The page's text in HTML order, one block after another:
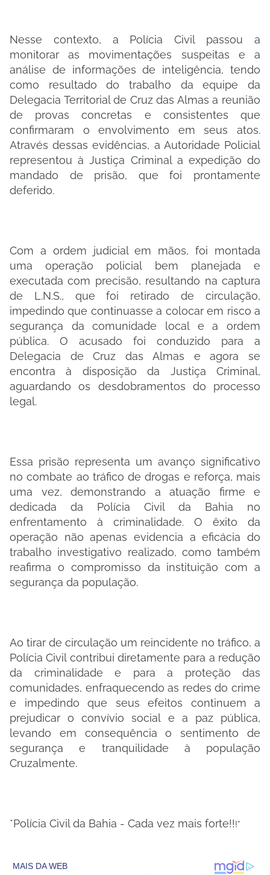
Nesse contexto, a Polícia Civil passou a
monitorar as movimentações suspeitas e a
análise de informações de inteligência, tendo
como resultado do trabalho da equipe da
Delegacia Territorial de Cruz das Almas a reunião
de provas concretas e consistentes que
confirmaram o envolvimento em seus atos.
Através dessas evidências, a Autoridade Policial
representou à Justiça Criminal a expedição do
mandado de prisão, que foi prontamente
deferido.
Com a ordem judicial em mãos, foi montada
uma operação policial bem planejada e
executada com precisão, resultando na captura
de L.N.S., que foi retirado de circulação,
impedindo que continuasse a colocar em risco a
segurança da comunidade local e a ordem
pública. O acusado foi conduzido para a
Delegacia de Cruz das Almas e agora se
encontra à disposição da Justiça Criminal,
aguardando os desdobramentos do processo
legal.
Essa prisão representa um avanço significativo
no combate ao tráfico de drogas e reforça, mais
uma vez, demonstrando a atuação firme e
dedicada da Polícia Civil da Bahia no
enfrentamento à criminalidade. O êxito da
operação não apenas evidencia a eficácia do
trabalho investigativo realizado, como também
reafirma o compromisso da instituição com a
segurança da população.
Ao tirar de circulação um reincidente no tráfico, a
Polícia Civil contribui diretamente para a redução
da criminalidade e para a proteção das
comunidades, enfraquecendo as redes do crime
e impedindo que seus efeitos continuem a
prejudicar o convívio social e a paz pública,
levando em consequência o sentimento de
segurança e tranquilidade à população
Cruzalmente.
*Polícia Civil da Bahia - Cada vez mais forte!!!*